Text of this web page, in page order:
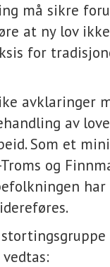
må sikre
at ny lov
for
avklaringer
av
Som et
og